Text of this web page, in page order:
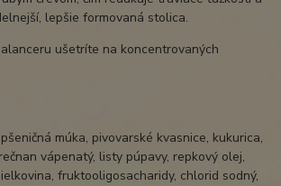
lepšie formovaná stolica.
ušetríte na koncentrovaných
múka, pivovarské kvasnice, kukurica,
vápenatý, listy púpavy, repkový olej,
fruktooligosacharidy, chlorid sodný,